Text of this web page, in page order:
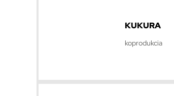
KUKURA
koprodukcia